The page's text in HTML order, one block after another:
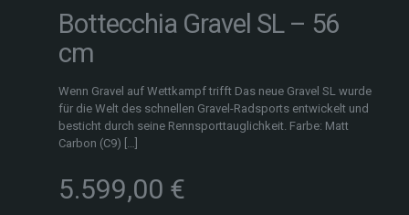
Bottecchia Gravel SL – 56
cm
Wenn Gravel auf Wettkampf trifft Das neue Gravel SL wurde
für die Welt des schnellen Gravel-Radsports entwickelt und
besticht durch seine Rennsporttauglichkeit. Farbe: Matt
Carbon (C9)
5.599,00 €